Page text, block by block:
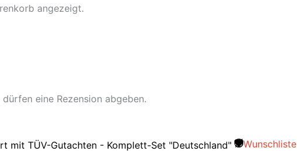
angezeigt.
eine Rezension abgeben.
Wunschliste